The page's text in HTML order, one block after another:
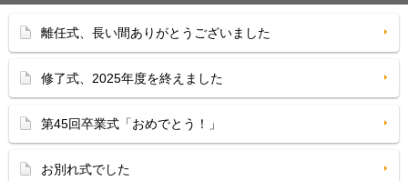
離任式、長い間ありがとうございました
修了式、2025年度を終えました
第45回卒業式「おめでとう！」
お別れ式でした